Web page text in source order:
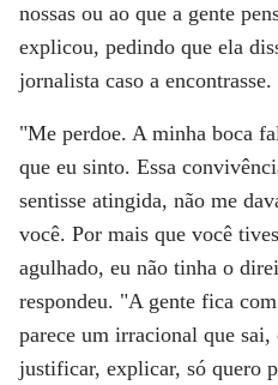
nossas ou ao que a gente
explicou, pedindo que ela
jornalista caso a encontrasse.
"Me perdoe. A minha boca
que eu sinto. Essa
sentisse atingida, não me
você. Por mais que você
agulhado, eu não tinha o
respondeu. "A gente fica
parece um irracional que
justificar, explicar, só quero